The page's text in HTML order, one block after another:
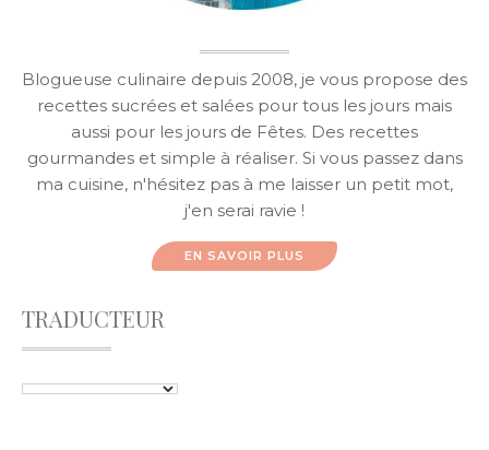
Blogueuse culinaire depuis 2008, je vous propose des
recettes sucrées et salées pour tous les jours mais
aussi pour les jours de Fêtes. Des recettes
gourmandes et simple à réaliser. Si vous passez dans
ma cuisine, n'hésitez pas à me laisser un petit mot,
j'en serai ravie !
EN SAVOIR PLUS
TRADUCTEUR